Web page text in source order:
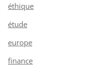
éthique
étude
europe
finance